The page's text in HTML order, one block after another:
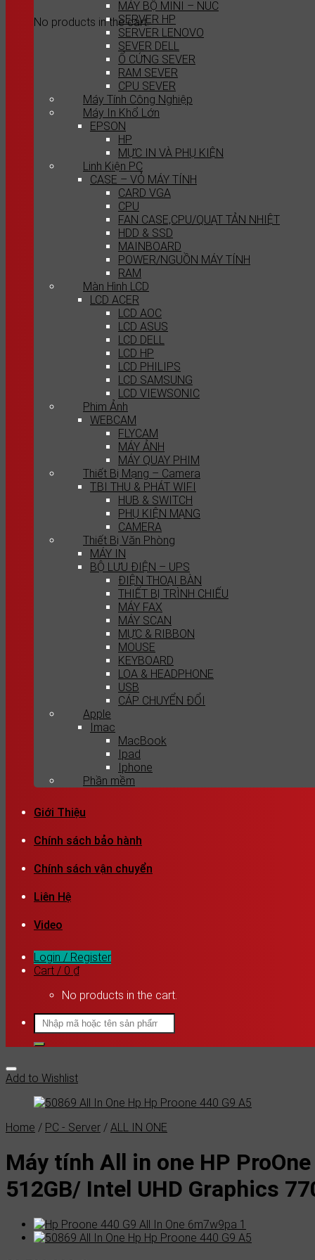
No products in the cart.
MÁY BỘ MINI – NUC
SERVER HP
SERVER LENOVO
SEVER DELL
Ổ CỨNG SEVER
RAM SEVER
CPU SEVER
Máy Tính Công Nghiệp
Máy In Khổ Lớn
EPSON
HP
MỰC IN VÀ PHỤ KIỆN
Linh Kiện PC
CASE – VỎ MÁY TÍNH
CARD VGA
CPU
FAN CASE,CPU/QUẠT TẢN NHIỆT
HDD & SSD
MAINBOARD
POWER/NGUỒN MÁY TÍNH
RAM
Màn Hình LCD
LCD ACER
LCD AOC
LCD ASUS
LCD DELL
LCD HP
LCD PHILIPS
LCD SAMSUNG
LCD VIEWSONIC
Phim Ảnh
WEBCAM
FLYCAM
MÁY ẢNH
MÁY QUAY PHIM
Thiết Bị Mạng – Camera
T.BI THU & PHÁT WIFI
HUB & SWITCH
PHỤ KIỆN MẠNG
CAMERA
Thiết Bị Văn Phòng
MÁY IN
BỘ LƯU ĐIỆN – UPS
ĐIỆN THOẠI BÀN
THIẾT BỊ TRÌNH CHIẾU
MÁY FAX
MÁY SCAN
MỰC & RIBBON
MOUSE
KEYBOARD
LOA & HEADPHONE
USB
CÁP CHUYỂN ĐỔI
Apple
Imac
MacBook
Ipad
Iphone
Phần mềm
Giới Thiệu
Chính sách bảo hành
Chính sách vận chuyển
Liên Hệ
Video
Login / Register
Cart / 0 ₫
No products in the cart.
Search
for:
Add to Wishlist
Home / PC - Server / ALL IN ONE
Máy tính All in one HP
512GB/ Intel UHD Graphics